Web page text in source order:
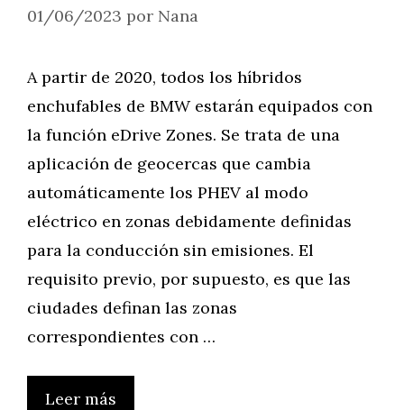
01/06/2023 por Nana
A partir de 2020, todos los híbridos
enchufables de BMW estarán equipados con
la función eDrive Zones. Se trata de una
aplicación de geocercas que cambia
automáticamente los PHEV al modo
eléctrico en zonas debidamente definidas
para la conducción sin emisiones. El
requisito previo, por supuesto, es que las
ciudades definan las zonas
correspondientes con …
Leer más